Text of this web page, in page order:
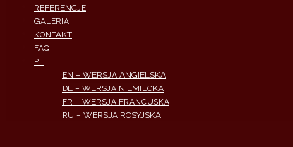
REFERENCJE
GALERIA
KONTAKT
FAQ
PL
EN – WERSJA ANGIELSKA
DE – WERSJA NIEMIECKA
FR – WERSJA FRANCUSKA
RU – WERSJA ROSYJSKA